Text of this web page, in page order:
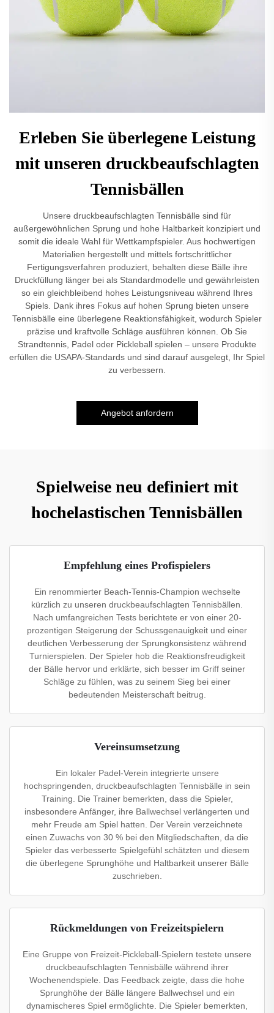
Erleben Sie überlegene Leistung
mit unseren druckbeaufschlagten
Tennisbällen
Unsere druckbeaufschlagten Tennisbälle sind für
außergewöhnlichen Sprung und hohe Haltbarkeit konzipiert und
somit die ideale Wahl für Wettkampfspieler. Aus hochwertigen
Materialien hergestellt und mittels fortschrittlicher
Fertigungsverfahren produziert, behalten diese Bälle ihre
Druckfüllung länger bei als Standardmodelle und gewährleisten
so ein gleichbleibend hohes Leistungsniveau während Ihres
Spiels. Dank ihres Fokus auf hohen Sprung bieten unsere
Tennisbälle eine überlegene Reaktionsfähigkeit, wodurch Spieler
präzise und kraftvolle Schläge ausführen können. Ob Sie
Strandtennis, Padel oder Pickleball spielen – unsere Produkte
erfüllen die USAPA-Standards und sind darauf ausgelegt, Ihr Spiel
zu verbessern.
Angebot anfordern
Spielweise neu definiert mit
hochelastischen Tennisbällen
Empfehlung eines Profispielers
Ein renommierter Beach-Tennis-Champion wechselte
kürzlich zu unseren druckbeaufschlagten Tennisbällen.
Nach umfangreichen Tests berichtete er von einer 20-
prozentigen Steigerung der Schussgenauigkeit und einer
deutlichen Verbesserung der Sprungkonsistenz während
Turnierspielen. Der Spieler hob die Reaktionsfreudigkeit
der Bälle hervor und erklärte, sich besser im Griff seiner
Schläge zu fühlen, was zu seinem Sieg bei einer
bedeutenden Meisterschaft beitrug.
Vereinsumsetzung
Ein lokaler Padel-Verein integrierte unsere
hochspringenden, druckbeaufschlagten Tennisbälle in sein
Training. Die Trainer bemerkten, dass die Spieler,
insbesondere Anfänger, ihre Ballwechsel verlängerten und
mehr Freude am Spiel hatten. Der Verein verzeichnete
einen Zuwachs von 30 % bei den Mitgliedschaften, da die
Spieler das verbesserte Spielgefühl schätzten und diesem
die überlegene Sprunghöhe und Haltbarkeit unserer Bälle
zuschrieben.
Rückmeldungen von Freizeitspielern
Eine Gruppe von Freizeit-Pickleball-Spielern testete unsere
druckbeaufschlagten Tennisbälle während ihrer
Wochenendspiele. Das Feedback zeigte, dass die hohe
Sprunghöhe der Bälle längere Ballwechsel und ein
dynamischeres Spiel ermöglichte. Die Spieler bemerkten,